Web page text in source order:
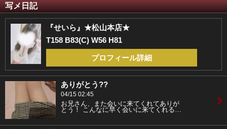
写メ日記
『せいら』★松山本店★
T158 B83(C) W56 H81
プロフィール詳細
ありがとう??
04/15 02:45
お兄さん、また会いに来てくれてありが
とう！ こんなに早く会いに来てくれる…